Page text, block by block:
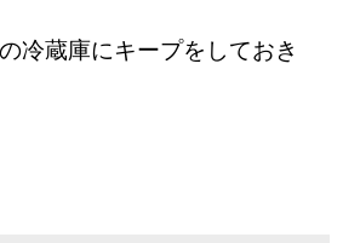
冷蔵庫にキープをしておき